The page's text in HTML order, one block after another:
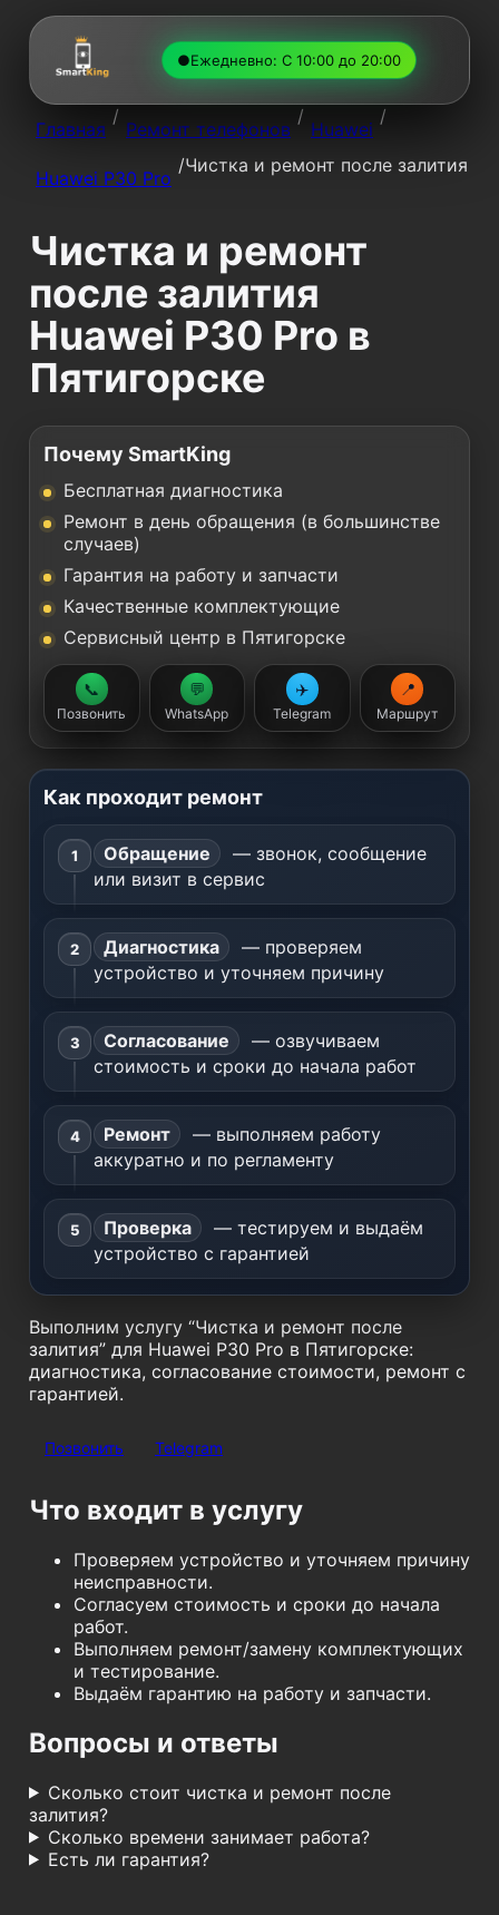
●Ежедневно: С 10:00 до 20:00
Главная
/
Ремонт телефонов
/
Huawei
/
Huawei P30 Pro
/Чистка и ремонт после залития
Чистка и ремонт
после залития
Huawei P30 Pro в
Пятигорске
Почему SmartKing
Бесплатная диагностика
Ремонт в день обращения (в большинстве
случаев)
Гарантия на работу и запчасти
Качественные комплектующие
Сервисный центр в Пятигорске
📞
Позвонить
💬
WhatsApp
✈️
Telegram
📍
Маршрут
Как проходит ремонт
Обращение
— звонок, сообщение
или визит в сервис
Диагностика
— проверяем
устройство и уточняем причину
Согласование
— озвучиваем
стоимость и сроки до начала работ
Ремонт
— выполняем работу
аккуратно и по регламенту
Проверка
— тестируем и выдаём
устройство с гарантией
Выполним услугу “Чистка и ремонт после
залития” для Huawei P30 Pro в Пятигорске:
диагностика, согласование стоимости, ремонт с
гарантией.
Позвонить Telegram
Что входит в услугу
Проверяем устройство и уточняем причину
неисправности.
Согласуем стоимость и сроки до начала
работ.
Выполняем ремонт/замену комплектующих
и тестирование.
Выдаём гарантию на работу и запчасти.
Вопросы и ответы
Сколько стоит чистка и ремонт после
залития?
Сколько времени занимает работа?
Есть ли гарантия?